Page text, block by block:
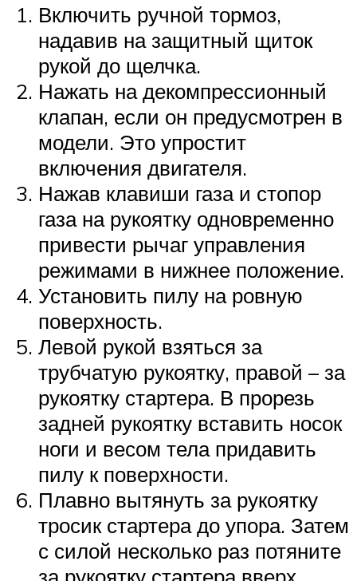
Включить ручной тормоз,
надавив на защитный щиток
рукой до щелчка.
Нажать на декомпрессионный
клапан, если он предусмотрен в
модели. Это упростит
включения двигателя.
Нажав клавиши газа и стопор
газа на рукоятку одновременно
привести рычаг управления
режимами в нижнее положение.
Установить пилу на ровную
поверхность.
Левой рукой взяться за
трубчатую рукоятку, правой – за
рукоятку стартера. В прорезь
задней рукоятку вставить носок
ноги и весом тела придавить
пилу к поверхности.
Плавно вытянуть за рукоятку
тросик стартера до упора. Затем
с силой несколько раз потяните